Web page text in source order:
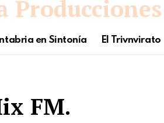
en Sintonía El Trivnvirato
FM.